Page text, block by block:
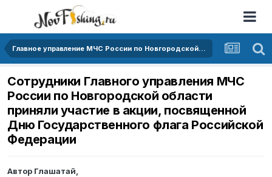
Главное управление МЧС России по Новгородской области
‍Сотрудники Главного управления МЧС
России по Новгородской области
приняли участие в акции, посвященной
Дню Государственного флага Российской
Федерации
Автор Глашатай,